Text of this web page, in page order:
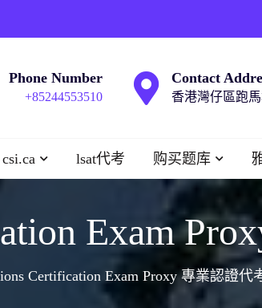
Phone Number
+85244553510
Contact
香港灣仔區跑
csi.ca lsat代考 购买题库
Exam
Certification Exam Proxy 專業認證代